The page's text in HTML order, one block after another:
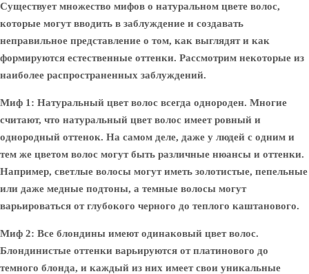
Существует множество мифов о натуральном цвете волос,
которые могут вводить в заблуждение и создавать
неправильное представление о том, как выглядят и как
формируются естественные оттенки. Рассмотрим некоторые из
наиболее распространенных заблуждений.
Миф 1: Натуральный цвет волос всегда однороден. Многие
считают, что натуральный цвет волос имеет ровный и
однородный оттенок. На самом деле, даже у людей с одним и
тем же цветом волос могут быть различные нюансы и оттенки.
Например, светлые волосы могут иметь золотистые, пепельные
или даже медные подтоны, а темные волосы могут
варьироваться от глубокого черного до теплого каштанового.
Миф 2: Все блондины имеют одинаковый цвет волос.
Блондинистые оттенки варьируются от платинового до
темного блонда, и каждый из них имеет свои уникальные